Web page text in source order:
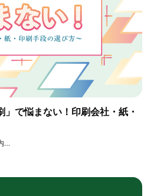
で悩まない！印刷会社・紙・
品美大生作品集